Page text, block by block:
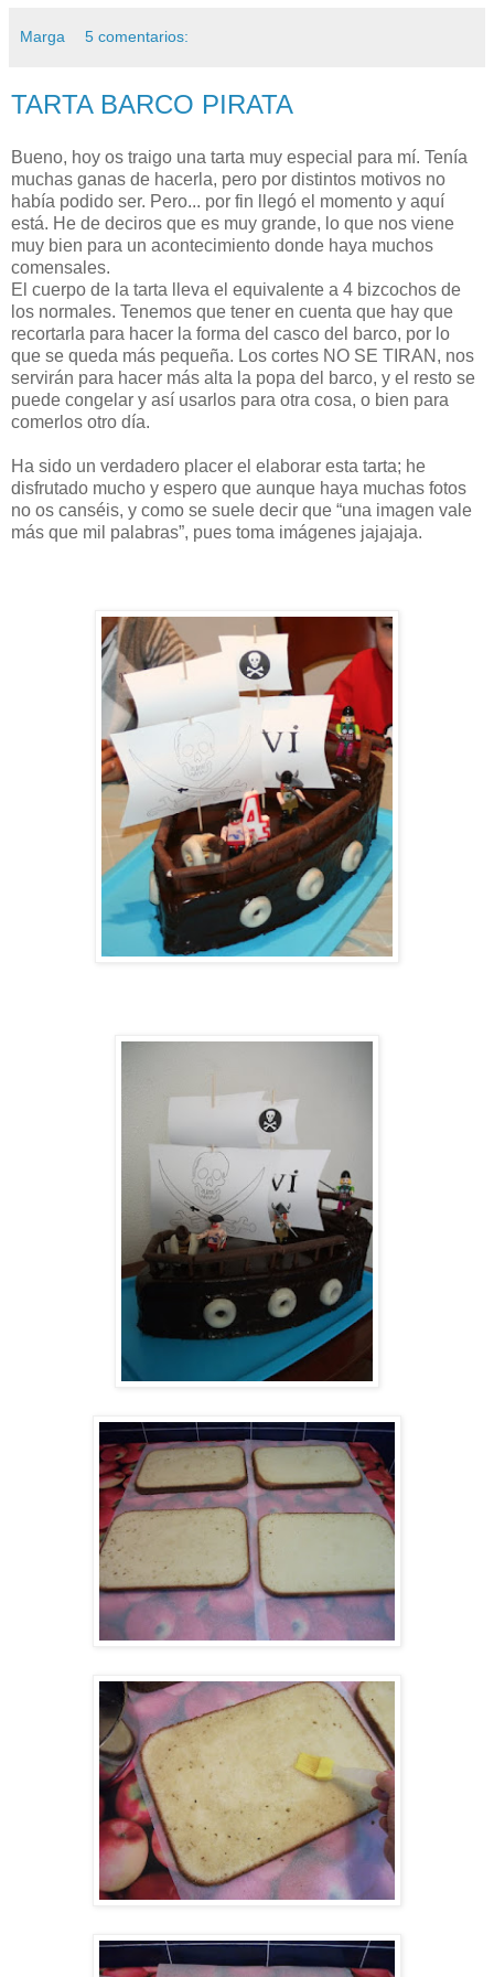
Marga 5 comentarios:
TARTA BARCO PIRATA
Bueno, hoy os traigo una tarta muy especial para mí. Tenía
muchas ganas de hacerla, pero por distintos motivos no
había podido ser. Pero... por fin llegó el momento y aquí
está. He de deciros que es muy grande, lo que nos viene
muy bien para un acontecimiento donde haya muchos
comensales.
El cuerpo de la tarta lleva el equivalente a 4 bizcochos de
los normales. Tenemos que tener en cuenta que hay que
recortarla para hacer la forma del casco del barco, por lo
que se queda más pequeña. Los cortes NO SE TIRAN, nos
servirán para hacer más alta la popa del barco, y el resto se
puede congelar y así usarlos para otra cosa, o bien para
comerlos otro día.
Ha sido un verdadero placer el elaborar esta tarta; he
disfrutado mucho y espero que aunque haya muchas fotos
no os canséis, y como se suele decir que “una imagen vale
más que mil palabras”, pues toma imágenes jajajaja.